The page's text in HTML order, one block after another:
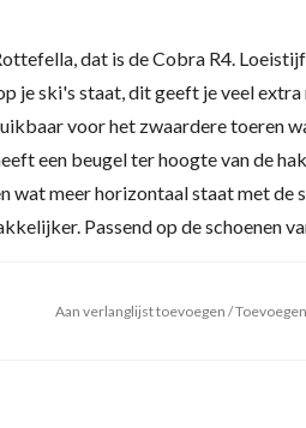
dat is de Cobra R4.
je ski's staat, dit geeft je veel
voor het zwaardere toeren
een beugel ter hoogte van de
wat meer horizontaal staat met de
Passend op de schoenen
Aan verlanglijst toevoegen /